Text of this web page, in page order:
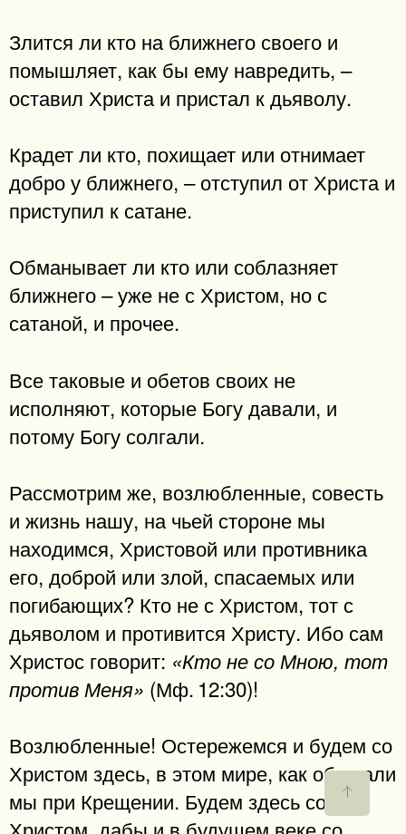
Злится ли кто на ближнего своего и
помышляет, как бы ему навредить, –
оставил Христа и пристал к дьяволу.
Крадет ли кто, похищает или отнимает
добро у ближнего, – отступил от Христа и
приступил к сатане.
Обманывает ли кто или соблазняет
ближнего – уже не с Христом, но с
сатаной, и прочее.
Все таковые и обетов своих не
исполняют, которые Богу давали, и
потому Богу солгали.
Рассмотрим же, возлюбленные, совесть
и жизнь нашу, на чьей стороне мы
находимся, Христовой или противника
его, доброй или злой, спасаемых или
погибающих? Кто не с Христом, тот с
дьяволом и противится Христу. Ибо сам
Христос говорит: «Кто не со Мною, тот
против Меня» (Мф. 12:30)!
Возлюбленные! Остережемся и будем со
Христом здесь, в этом мире, как обещали
мы при Крещении. Будем здесь со